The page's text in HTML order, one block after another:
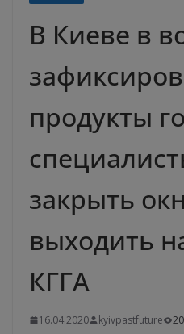
В Киеве в
продукты
закрыть
выходить
КГГА
16.04.2020 kyivpastfuture